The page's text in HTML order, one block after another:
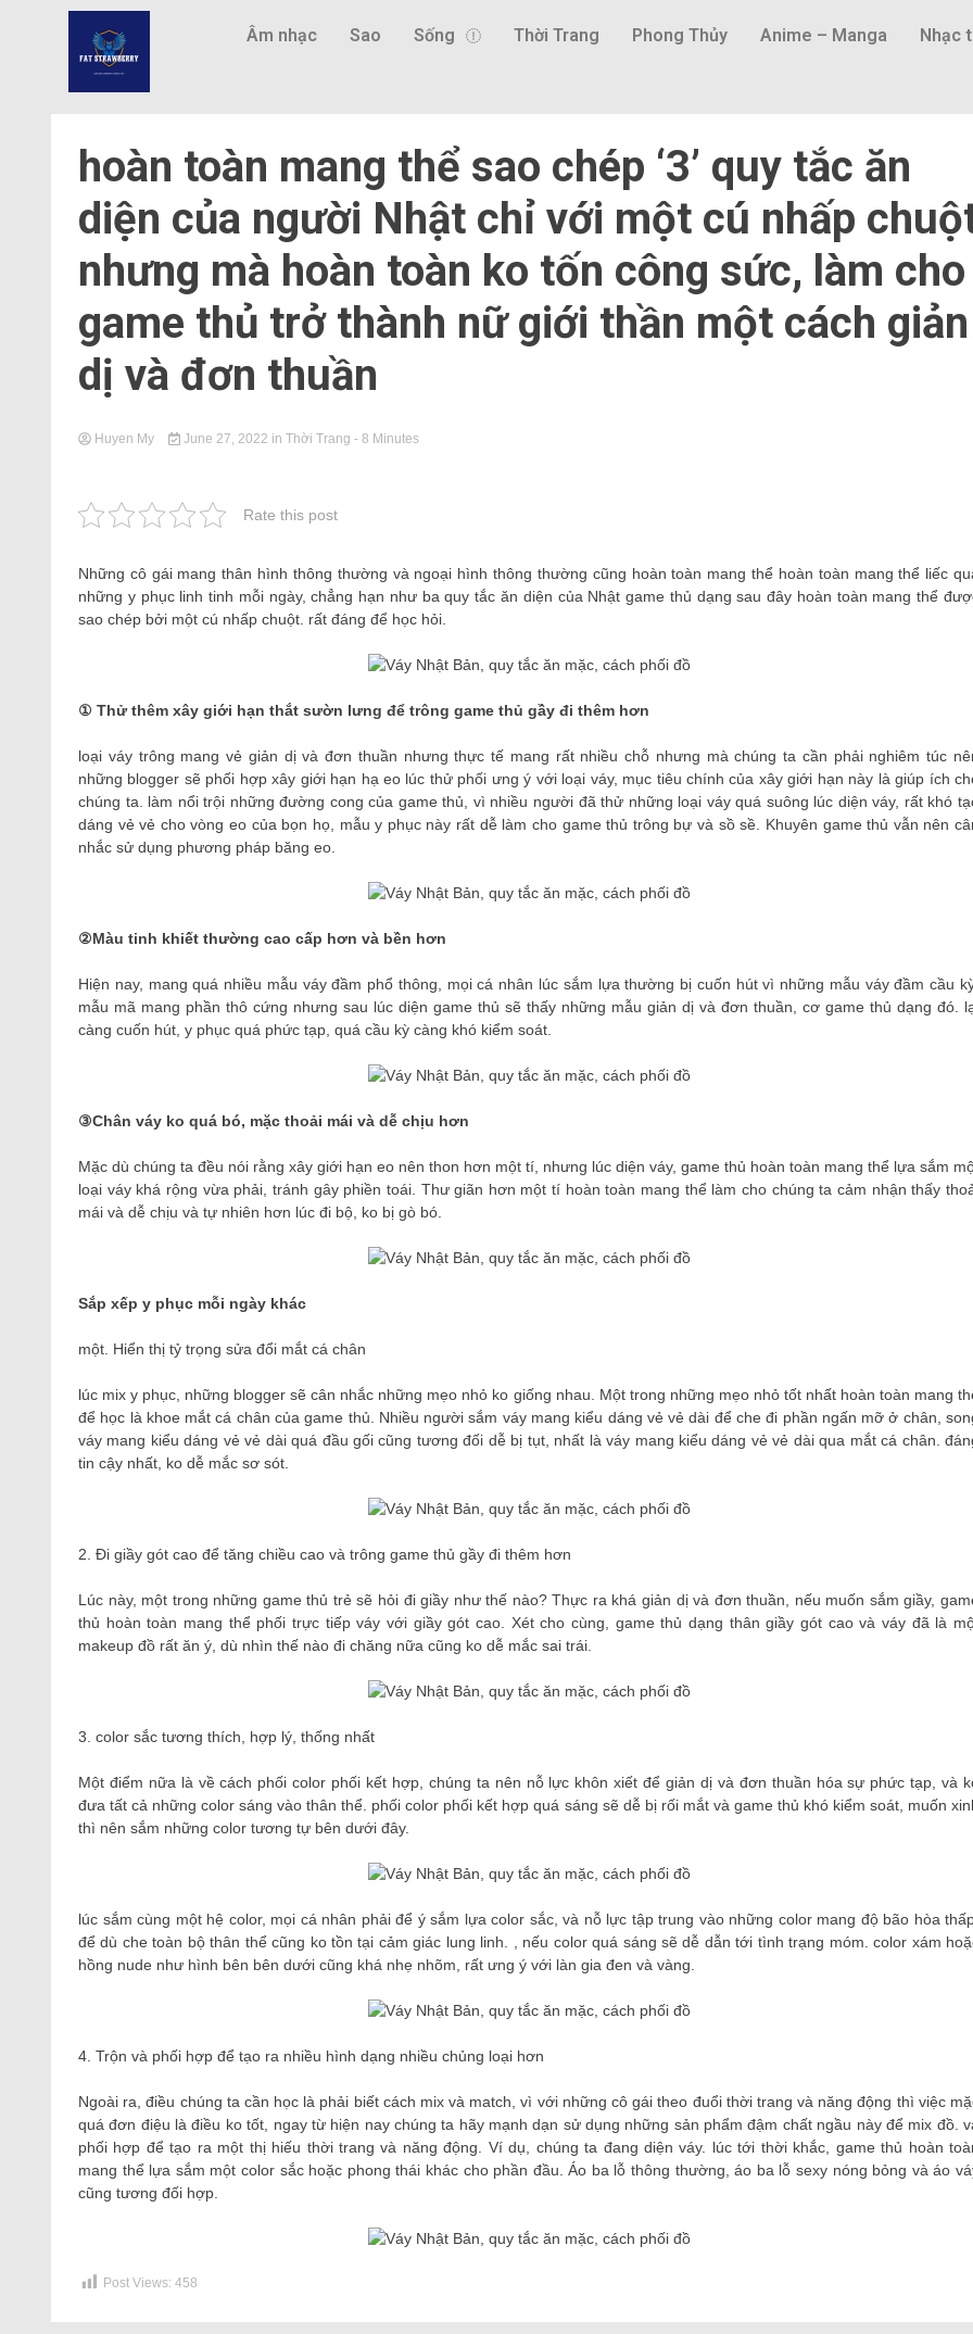
Âm nhạc Sao Sống Thời Trang Phong Thủy Anime – Manga Nhạc
hoàn toàn mang thể sao chép ‘3’ quy tắc ăn
diện của người Nhật chỉ với một cú nhấp
nhưng mà hoàn toàn ko tốn công sức, làm cho
game thủ trở thành nữ giới thần một cách giản
dị và đơn thuần
Huyen My June 27, 2022 in Thời Trang - 8 Minutes
Rate this post
Những cô gái mang thân hình thông thường và ngoại hình thông thường cũng hoàn toàn mang thể hoàn toàn mang thể liếc
những y phục linh tinh mỗi ngày, chẳng hạn như ba quy tắc ăn diện của Nhật game thủ dạng sau đây hoàn toàn mang thể
sao chép bởi một cú nhấp chuột. rất đáng để học hỏi.
① Thử thêm xây giới hạn thắt sườn lưng để trông game thủ gầy đi thêm hơn
loại váy trông mang vẻ giản dị và đơn thuần nhưng thực tế mang rất nhiều chỗ nhưng mà chúng ta cần phải nghiêm túc
những blogger sẽ phối hợp xây giới hạn hạ eo lúc thử phối ưng ý với loại váy, mục tiêu chính của xây giới hạn này là giúp ích
chúng ta. làm nổi trội những đường cong của game thủ, vì nhiều người đã thử những loại váy quá suông lúc diện váy, rất khó
dáng vẻ vẻ cho vòng eo của bọn họ, mẫu y phục này rất dễ làm cho game thủ trông bự và sồ sề. Khuyên game thủ vẫn nên
nhắc sử dụng phương pháp băng eo.
②Màu tinh khiết thường cao cấp hơn và bền hơn
Hiện nay, mang quá nhiều mẫu váy đầm phổ thông, mọi cá nhân lúc sắm lựa thường bị cuốn hút vì những mẫu váy đầm cầu
mẫu mã mang phần thô cứng nhưng sau lúc diện game thủ sẽ thấy những mẫu giản dị và đơn thuần, cơ game thủ dạng đó.
càng cuốn hút, y phục quá phức tạp, quá cầu kỳ càng khó kiểm soát.
③Chân váy ko quá bó, mặc thoải mái và dễ chịu hơn
Mặc dù chúng ta đều nói rằng xây giới hạn eo nên thon hơn một tí, nhưng lúc diện váy, game thủ hoàn toàn mang thể lựa sắm
loại váy khá rộng vừa phải, tránh gây phiền toái. Thư giãn hơn một tí hoàn toàn mang thể làm cho chúng ta cảm nhận thấy
mái và dễ chịu và tự nhiên hơn lúc đi bộ, ko bị gò bó.
Sắp xếp y phục mỗi ngày khác
một. Hiển thị tỷ trọng sửa đổi mắt cá chân
lúc mix y phục, những blogger sẽ cân nhắc những mẹo nhỏ ko giống nhau. Một trong những mẹo nhỏ tốt nhất hoàn toàn mang
để học là khoe mắt cá chân của game thủ. Nhiều người sắm váy mang kiểu dáng vẻ vẻ dài để che đi phần ngấn mỡ ở chân,
váy mang kiểu dáng vẻ vẻ dài quá đầu gối cũng tương đối dễ bị tụt, nhất là váy mang kiểu dáng vẻ vẻ dài qua mắt cá chân.
tin cậy nhất, ko dễ mắc sơ sót.
2. Đi giầy gót cao để tăng chiều cao và trông game thủ gầy đi thêm hơn
Lúc này, một trong những game thủ trẻ sẽ hỏi đi giầy như thế nào? Thực ra khá giản dị và đơn thuần, nếu muốn sắm giầy,
thủ hoàn toàn mang thể phối trực tiếp váy với giầy gót cao. Xét cho cùng, game thủ dạng thân giầy gót cao và váy đã là
makeup đồ rất ăn ý, dù nhìn thế nào đi chăng nữa cũng ko dễ mắc sai trái.
3. color sắc tương thích, hợp lý, thống nhất
Một điểm nữa là về cách phối color phối kết hợp, chúng ta nên nỗ lực khôn xiết để giản dị và đơn thuần hóa sự phức tạp, và
đưa tất cả những color sáng vào thân thể. phối color phối kết hợp quá sáng sẽ dễ bị rối mắt và game thủ khó kiểm soát, muốn
thì nên sắm những color tương tự bên dưới đây.
lúc sắm cùng một hệ color, mọi cá nhân phải để ý sắm lựa color sắc, và nỗ lực tập trung vào những color mang độ bão hòa
để dù che toàn bộ thân thể cũng ko tồn tại cảm giác lung linh. , nếu color quá sáng sẽ dễ dẫn tới tình trạng móm. color xám
hồng nude như hình bên bên dưới cũng khá nhẹ nhõm, rất ưng ý với làn gia đen và vàng.
4. Trộn và phối hợp để tạo ra nhiều hình dạng nhiều chủng loại hơn
Ngoài ra, điều chúng ta cần học là phải biết cách mix và match, vì với những cô gái theo đuổi thời trang và năng động thì việc
quá đơn điệu là điều ko tốt, ngay từ hiện nay chúng ta hãy mạnh dạn sử dụng những sản phẩm đậm chất ngầu này để mix đồ.
phối hợp để tạo ra một thị hiếu thời trang và năng động. Ví dụ, chúng ta đang diện váy. lúc tới thời khắc, game thủ hoàn
mang thể lựa sắm một color sắc hoặc phong thái khác cho phần đầu. Áo ba lỗ thông thường, áo ba lỗ sexy nóng bỏng và áo
cũng tương đối hợp.
Post Views: 458